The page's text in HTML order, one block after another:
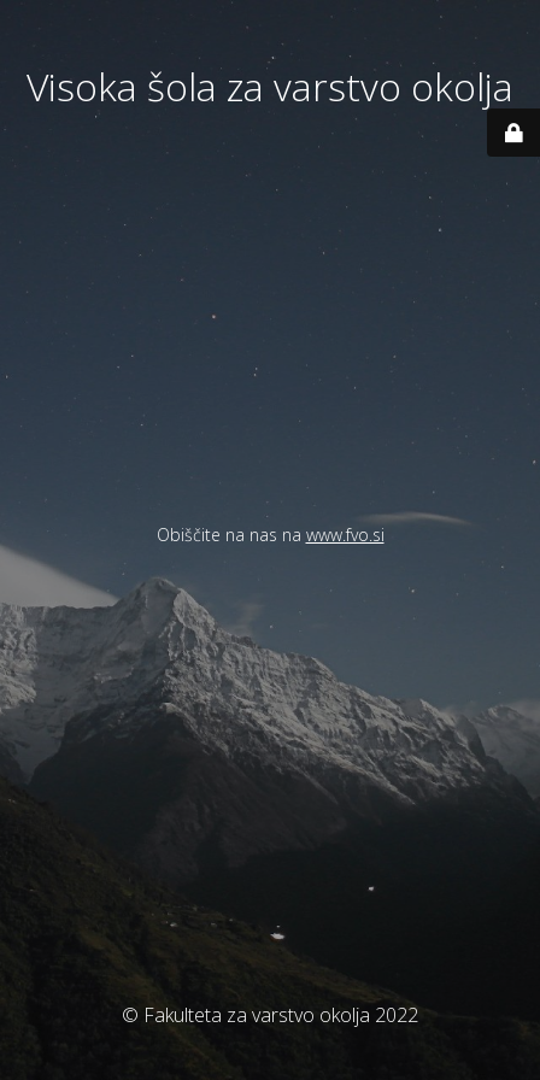
Visoka šola za varstvo okolja
Obiščite na nas na www.fvo.si
© Fakulteta za varstvo okolja 2022